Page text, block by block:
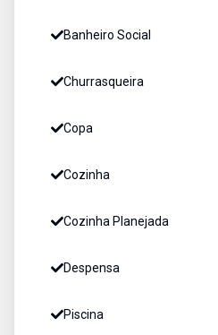
Banheiro Social
Churrasqueira
Copa
Cozinha
Cozinha Planejada
Despensa
Piscina